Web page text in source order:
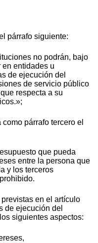
párrafo siguiente:
no podrán, bajo
en entidades u
de ejecución del
de servicio público
respecta a su
párrafo tercero el
que pueda
entre la persona que
y los terceros
en el artículo
de ejecución del
siguientes aspectos: